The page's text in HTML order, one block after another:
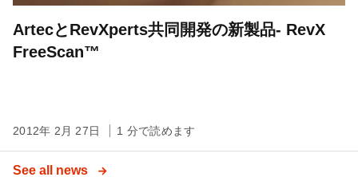
ArtecとRevXperts共同開発の新製品- RevX
FreeScan™
2012年 2月 27日 1 分で読めます
See all news